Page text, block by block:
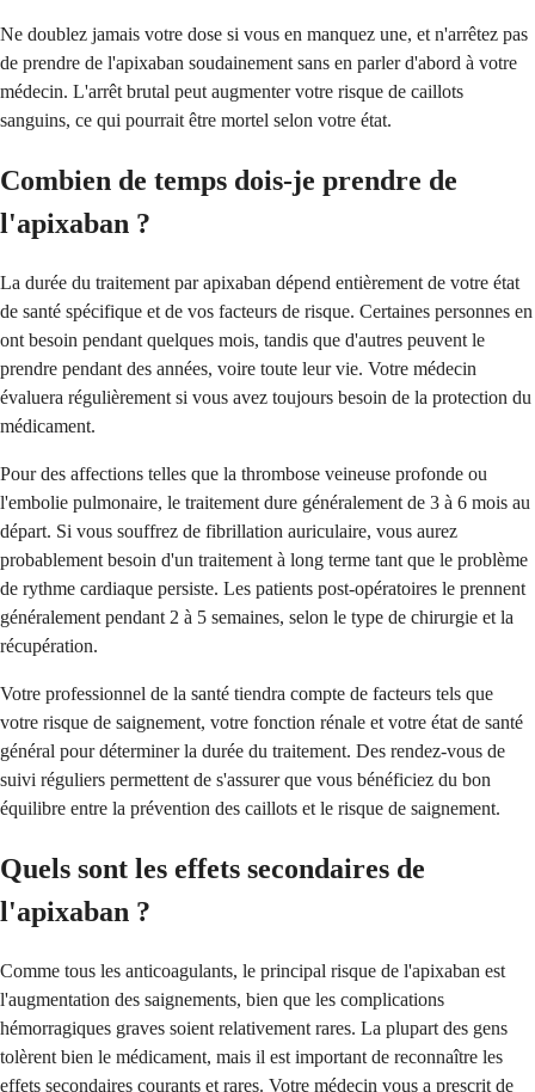
Ne doublez jamais votre dose si vous en manquez une, et n'arrêtez pas
de prendre de l'apixaban soudainement sans en parler d'abord à votre
médecin. L'arrêt brutal peut augmenter votre risque de caillots
sanguins, ce qui pourrait être mortel selon votre état.
Combien de temps dois-je prendre de
l'apixaban ?
La durée du traitement par apixaban dépend entièrement de votre état
de santé spécifique et de vos facteurs de risque. Certaines personnes en
ont besoin pendant quelques mois, tandis que d'autres peuvent le
prendre pendant des années, voire toute leur vie. Votre médecin
évaluera régulièrement si vous avez toujours besoin de la protection du
médicament.
Pour des affections telles que la thrombose veineuse profonde ou
l'embolie pulmonaire, le traitement dure généralement de 3 à 6 mois au
départ. Si vous souffrez de fibrillation auriculaire, vous aurez
probablement besoin d'un traitement à long terme tant que le problème
de rythme cardiaque persiste. Les patients post-opératoires le prennent
généralement pendant 2 à 5 semaines, selon le type de chirurgie et la
récupération.
Votre professionnel de la santé tiendra compte de facteurs tels que
votre risque de saignement, votre fonction rénale et votre état de santé
général pour déterminer la durée du traitement. Des rendez-vous de
suivi réguliers permettent de s'assurer que vous bénéficiez du bon
équilibre entre la prévention des caillots et le risque de saignement.
Quels sont les effets secondaires de
l'apixaban ?
Comme tous les anticoagulants, le principal risque de l'apixaban est
l'augmentation des saignements, bien que les complications
hémorragiques graves soient relativement rares. La plupart des gens
tolèrent bien le médicament, mais il est important de reconnaître les
effets secondaires courants et rares. Votre médecin vous a prescrit de